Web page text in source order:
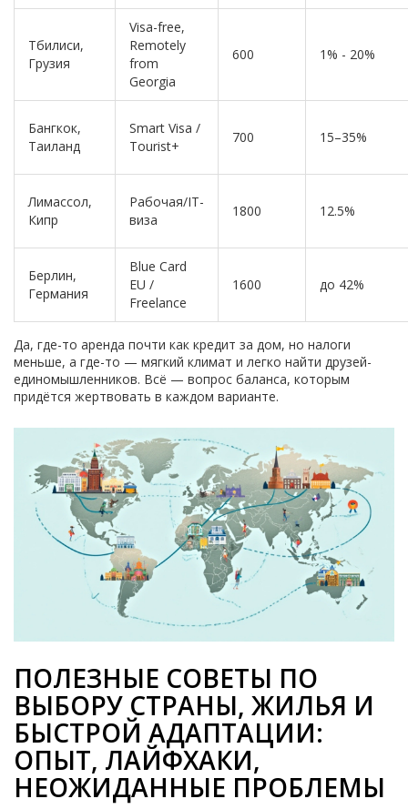
Тбилиси,
Грузия
Visa-free,
Remotely
from
Georgia
600 1% - 20%
Бангкок,
Таиланд
Smart Visa /
Tourist+
700 15–35%
Лимассол,
Кипр
Рабочая/IT-
виза
1800 12.5%
Берлин,
Германия
Blue Card
EU /
Freelance
1600 до 42%
Да, где-то аренда почти как кредит за дом, но налоги
меньше, а где-то — мягкий климат и легко найти друзей-
единомышленников. Всё — вопрос баланса, которым
придётся жертвовать в каждом варианте.
ПОЛЕЗНЫЕ СОВЕТЫ ПО
ВЫБОРУ СТРАНЫ, ЖИЛЬЯ И
БЫСТРОЙ АДАПТАЦИИ:
ОПЫТ, ЛАЙФХАКИ,
НЕОЖИДАННЫЕ ПРОБЛЕМЫ